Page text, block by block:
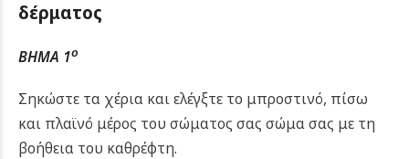
δέρματος
ΒΗΜΑ 1ο
Σηκώστε τα χέρια και ελέγξτε το μπροστινό, πίσω
και πλαϊνό μέρος του σώματος σας σώμα σας με τη
βοήθεια του καθρέφτη.